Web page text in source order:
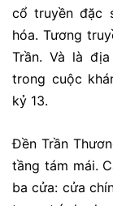
cổ truyền đặc
hóa. Tương
Trần. Và là
trong cuộc
kỷ 13.
Đền Trần
tầng tám mái.
ba cửa: cửa